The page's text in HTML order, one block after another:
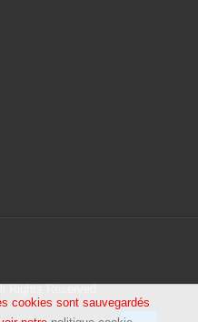
Rights Reserved.
cookies sont sauvegardés